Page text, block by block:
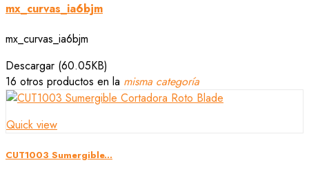
mx_curvas_ia6bjm
mx_curvas_ia6bjm
Descargar (60.05KB)
16 otros productos en la misma categoría
Quick view
CUT1003 Sumergible...